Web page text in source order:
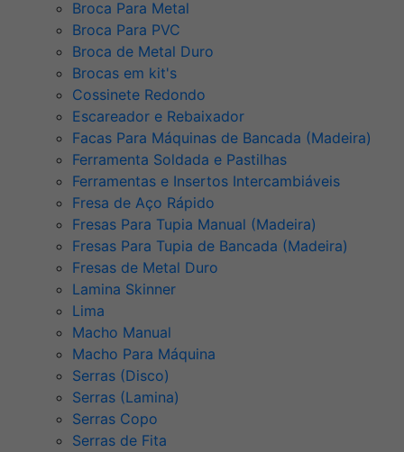
Broca Para Metal
Broca Para PVC
Broca de Metal Duro
Brocas em kit's
Cossinete Redondo
Escareador e Rebaixador
Facas Para Máquinas de Bancada (Madeira)
Ferramenta Soldada e Pastilhas
Ferramentas e Insertos Intercambiáveis
Fresa de Aço Rápido
Fresas Para Tupia Manual (Madeira)
Fresas Para Tupia de Bancada (Madeira)
Fresas de Metal Duro
Lamina Skinner
Lima
Macho Manual
Macho Para Máquina
Serras (Disco)
Serras (Lamina)
Serras Copo
Serras de Fita